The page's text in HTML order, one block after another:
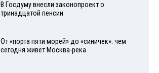
В Госдуму внесли законопроект о
тринадцатой пенсии
От «порта пяти морей» до «синичек»: чем
сегодня живет Москва-река